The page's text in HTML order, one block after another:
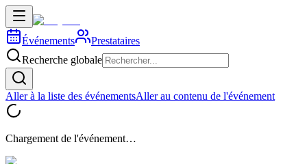
Événements
Prestataires
Recherche globale
Aller à la liste des événementsAller au contenu de l'événement
Chargement de l'événement…